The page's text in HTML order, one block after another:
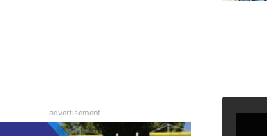
advertisement